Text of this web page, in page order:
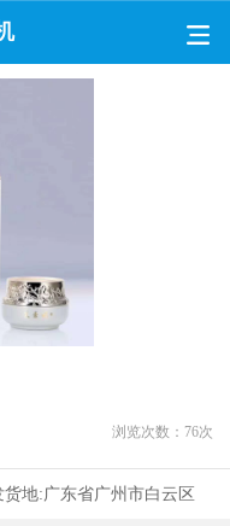
浏览次数： 76次
货地:广东省广州市白云区